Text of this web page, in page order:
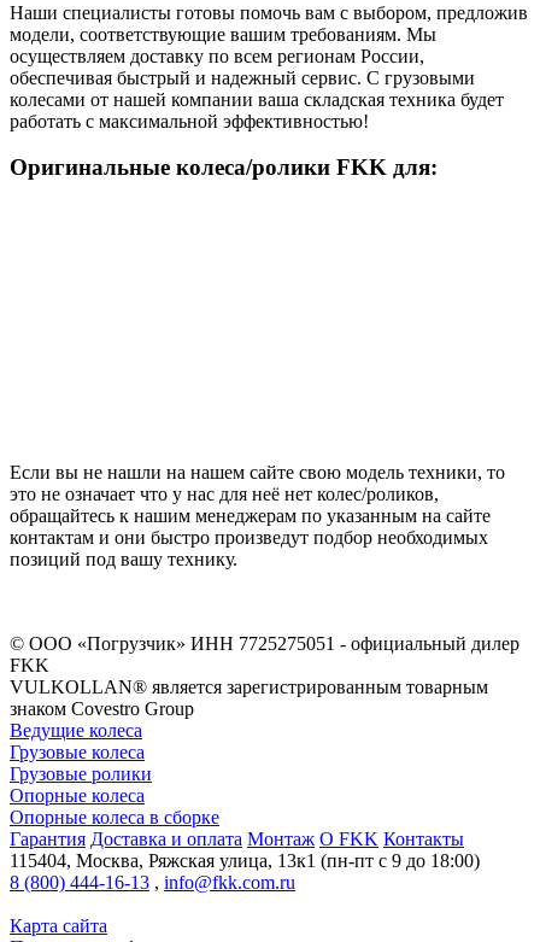
Наши специалисты готовы помочь вам с выбором, предложив
модели, соответствующие вашим требованиям. Мы
осуществляем доставку по всем регионам России,
обеспечивая быстрый и надежный сервис. С грузовыми
колесами от нашей компании ваша складская техника будет
работать с максимальной эффективностью!
Оригинальные колеса/ролики FKK для:
Если вы не нашли на нашем сайте свою модель техники, то
это не означает что у нас для неё нет колес/роликов,
обращайтесь к нашим менеджерам по указанным на сайте
контактам и они быстро произведут подбор необходимых
позиций под вашу технику.
© ООО «Погрузчик» ИНН 7725275051 - официальный дилер
FKK
VULKOLLAN® является зарегистрированным товарным
знаком Covestro Group
Ведущие колеса
Грузовые колеса
Грузовые ролики
Опорные колеса
Опорные колеса в сборке
Гарантия Доставка и оплата Монтаж О FKK Контакты
115404, Москва, Ряжская улица, 13к1 (пн-пт с 9 до 18:00)
8 (800) 444-16-13 , info@fkk.com.ru
Карта сайта